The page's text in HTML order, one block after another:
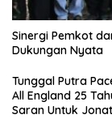
Sinergi Pemkot
Dukungan Nyata
Tunggal Putra
All England 25
Saran Untuk